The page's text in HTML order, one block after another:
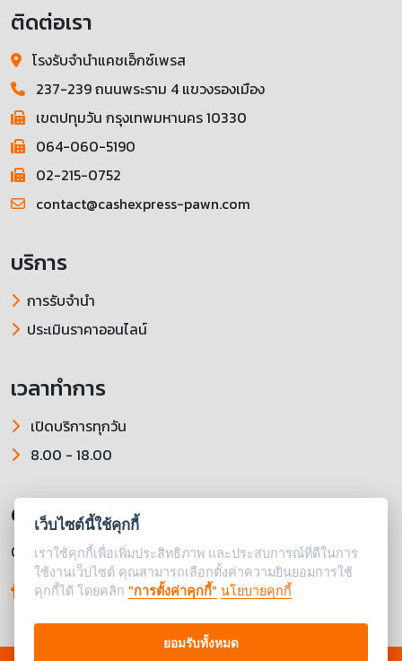
ติดต่อเรา
โรงรับจำนำแคชเอ็กซ์เพรส
237-239 ถนนพระราม 4 แขวงรองเมือง
เขตปทุมวัน กรุงเทพมหานคร 10330
064-060-5190
02-215-0752
contact@cashexpress-pawn.com
บริการ
การรับจำนำ
ประเมินราคาออนไลน์
เวลาทำการ
เปิดบริการทุกวัน
8.00 - 18.00
ติดตามเราได้ที่
064-060-5190
เว็บไซต์นี้ใช้คุกกี้
เราใช้คุกกี้เพื่อเพิ่มประสิทธิภาพ และประสบการณ์ที่ดีในการ
ใช้งานเว็บไซต์ คุณสามารถเลือกตั้งค่าความยินยอมการใช้
คุกกี้ได้ โดยคลิก"การตั้งค่าคุกกี้" นโยบายคุกกี้
ยอมรับทั้งหมด